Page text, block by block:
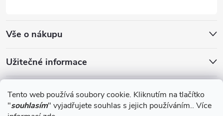
Tento web používá soubory cookie. Kliknutím na tlačítko
"souhlasím" vyjadřujete souhlas s jejich používáním.. Více
Vše o nákupu
Užitečné informace
Blog